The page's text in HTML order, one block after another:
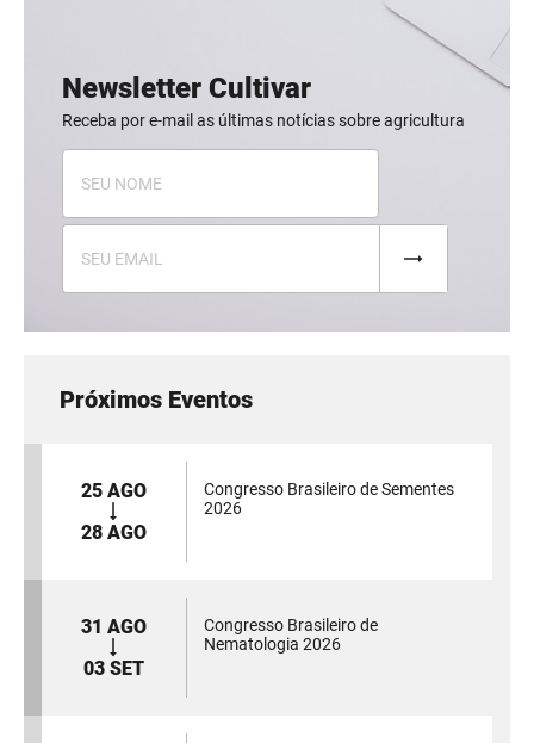
Newsletter Cultivar
Receba por e-mail as últimas notícias sobre agricultura
Próximos Eventos
25 AGO
28 AGO
Congresso Brasileiro de Sementes
2026
31 AGO
03 SET
Congresso Brasileiro de
Nematologia 2026